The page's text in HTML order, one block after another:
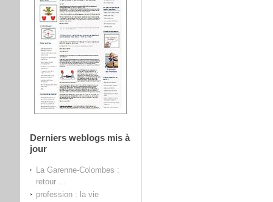
Derniers weblogs mis à
jour
La Garenne-Colombes :
retour ...
profession : la vie